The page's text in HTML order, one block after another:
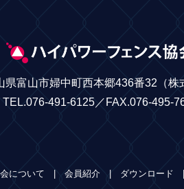
県富山市婦中町西本郷436番32 （
TEL.076-491-6125／FAX.076-495-
について 会員紹介 ダウンロード